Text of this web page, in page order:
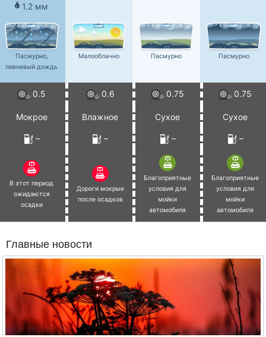
1.2 мм
Пасмурно,
ливневый дождь
Малооблачно Пасмурно Пасмурно
0.5 0.6 0.75 0.75
Мокрое Влажное Сухое Сухое
– – – –
В этот период
ожидаются
осадки
Дороги мокрые
после осадков
Благоприятные
условия для
мойки
автомобиля
Благоприятные
условия для
мойки
автомобиля
Главные новости